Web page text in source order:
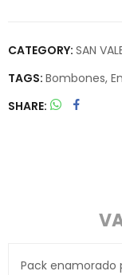
CATEGORY: SAN
TAGS: Bombones,
SHARE
Pack enamorado